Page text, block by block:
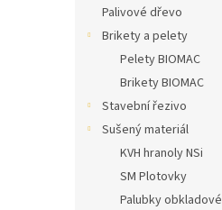
Palivové dřevo
Brikety a pelety
Pelety BIOMAC
Brikety BIOMAC
Stavební řezivo
Sušený materiál
KVH hranoly NSi
SM Plotovky
Palubky obkladové